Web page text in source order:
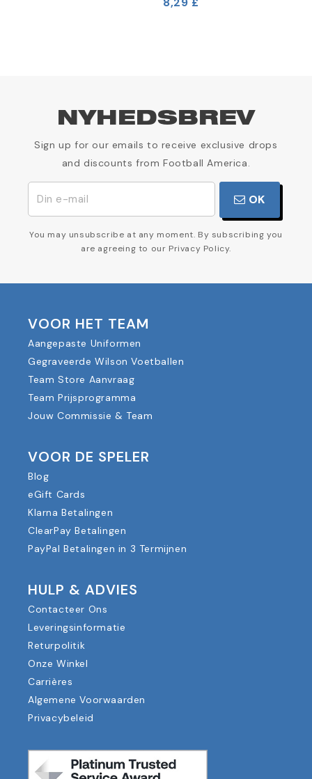
NYHEDSBREV
Sign up for our emails to receive exclusive drops
and discounts from Football America.
OK
You may unsubscribe at any moment. By subscribing you
are agreeing to our Privacy Policy.
VOOR HET TEAM
Aangepaste Uniformen
Gegraveerde Wilson Voetballen
Team Store Aanvraag
Team Prijsprogramma
Jouw Commissie & Team
VOOR DE SPELER
Blog
eGift Cards
Klarna Betalingen
ClearPay Betalingen
PayPal Betalingen in 3 Termijnen
HULP & ADVIES
Contacteer Ons
Leveringsinformatie
Returpolitik
Onze Winkel
Carrières
Algemene Voorwaarden
Privacybeleid